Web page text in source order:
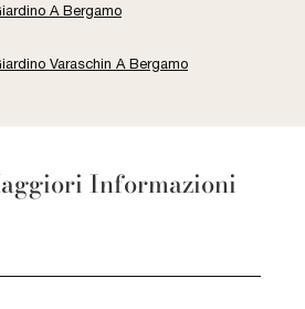
A Bergamo
Varaschin A Bergamo
Informazioni